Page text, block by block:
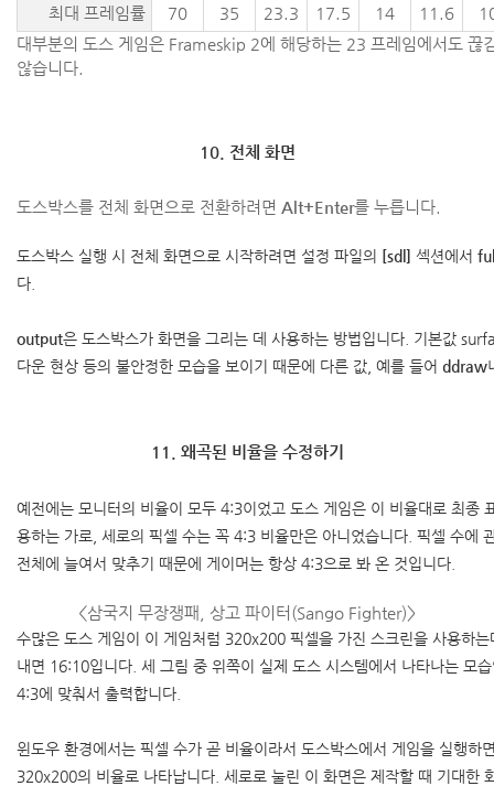
최대 프레임률 70 35 23.3 17.5 14 11.6
대부분의 도스 게임은 Frameskip 2에 해당하는 23 프레임에서도 끊
않습니다.
10. 전체 화면
도스박스를 전체 화면으로 전환하려면 Alt+Enter를 누릅니다.
도스박스 실행 시 전체 화면으로 시작하려면 설정 파일의 [sdl] 섹션에서
다.
output은 도스박스가 화면을 그리는 데 사용하는 방법입니다. 기본값
다운 현상 등의 불안정한 모습을 보이기 때문에 다른 값, 예를 들어 ddraw
11. 왜곡된 비율을 수정하기
예전에는 모니터의 비율이 모두 4:3이었고 도스 게임은 이 비율대로 최종
용하는 가로, 세로의 픽셀 수는 꼭 4:3 비율만은 아니었습니다. 픽셀 수에
전체에 늘여서 맞추기 때문에 게이머는 항상 4:3으로 봐 온 것입니다.
<삼국지 무장쟁패, 상고 파이터(Sango Fighter)>
수많은 도스 게임이 이 게임처럼 320x200 픽셀을 가진 스크린을 사용하
내면 16:10입니다. 세 그림 중 위쪽이 실제 도스 시스템에서 나타나는 모
4:3에 맞춰서 출력합니다.
윈도우 환경에서는 픽셀 수가 곧 비율이라서 도스박스에서 게임을 실행하
320x200의 비율로 나타납니다. 세로로 눌린 이 화면은 제작할 때 기대한